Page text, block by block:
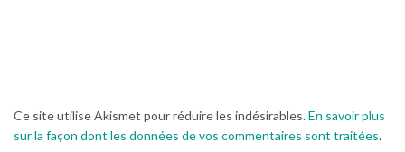
Ce site utilise Akismet pour réduire les indésirables.En savoir plus
sur la façon dont les données de vos commentaires sont traitées.